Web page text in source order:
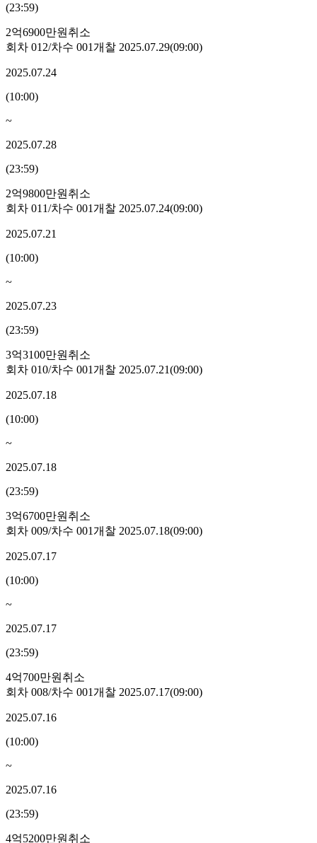
(23:59)
2억6900만원 취소
회차 012/차수 001개찰 2025.07.29(09:00)
2025.07.24
(10:00)
~
2025.07.28
(23:59)
2억9800만원 취소
회차 011/차수 001개찰 2025.07.24(09:00)
2025.07.21
(10:00)
~
2025.07.23
(23:59)
3억3100만원 취소
회차 010/차수 001개찰 2025.07.21(09:00)
2025.07.18
(10:00)
~
2025.07.18
(23:59)
3억6700만원 취소
회차 009/차수 001개찰 2025.07.18(09:00)
2025.07.17
(10:00)
~
2025.07.17
(23:59)
4억700만원 취소
회차 008/차수 001개찰 2025.07.17(09:00)
2025.07.16
(10:00)
~
2025.07.16
(23:59)
4억5200만원 취소